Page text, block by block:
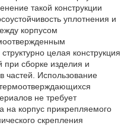
такой конструкции
уплотнения и
корпусом
целая конструкция
при сборке изделия и
частей. Использование
не требует
на корпус прикрепляемого
скрепления